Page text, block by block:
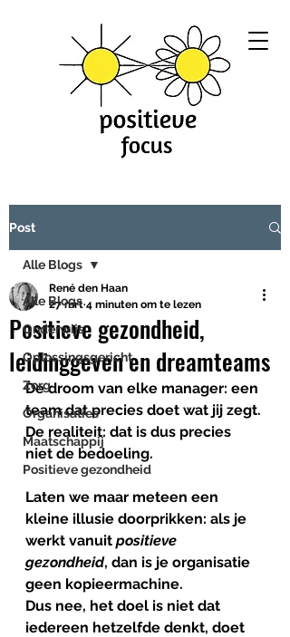
Post
Alle Blogs
Onderwijs
Oplossingsgericht
Zorg
Organisaties
Maatschappij
Positieve gezondheid
Alle Blogs
Positieve gezondheid,
leidinggeven en dreamteams
René den Haan
27 mrt 4 minuten om te lezen
De droom van elke manager: een
team dat precies doet wat jij zegt.
De realiteit: dat is dus precies
niet de bedoeling.
Laten we maar meteen een
kleine illusie doorprikken: als je
werkt vanuit positieve
gezondheid, dan is je organisatie
geen kopieermachine.
Dus nee, het doel is niet dat
iedereen hetzelfde denkt, doet